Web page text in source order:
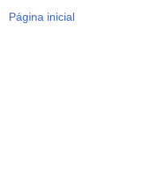
Página inicial